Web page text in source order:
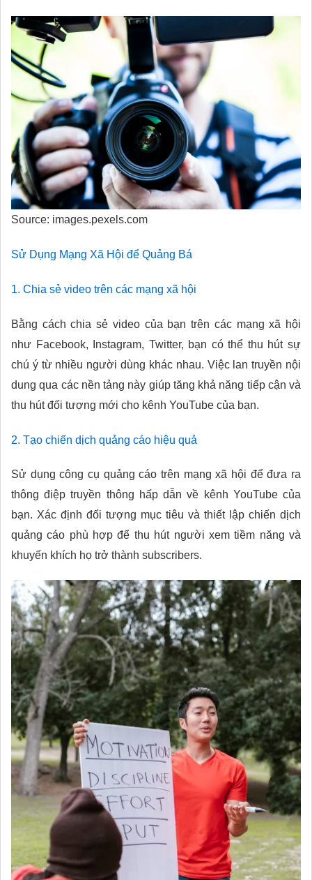
Source: images.pexels.com
Sử Dụng Mạng Xã Hội để Quảng Bá
1. Chia sẻ video trên các mạng xã hội
Bằng cách chia sẻ video của bạn trên các mạng xã hội
như Facebook, Instagram, Twitter, bạn có thể thu hút sự
chú ý từ nhiều người dùng khác nhau. Việc lan truyền nội
dung qua các nền tảng này giúp tăng khả năng tiếp cận và
thu hút đối tượng mới cho kênh YouTube của bạn.
2. Tạo chiến dịch quảng cáo hiệu quả
Sử dụng công cụ quảng cáo trên mạng xã hội để đưa ra
thông điệp truyền thông hấp dẫn về kênh YouTube của
bạn. Xác định đối tượng mục tiêu và thiết lập chiến dịch
quảng cáo phù hợp để thu hút người xem tiềm năng và
khuyến khích họ trở thành subscribers.